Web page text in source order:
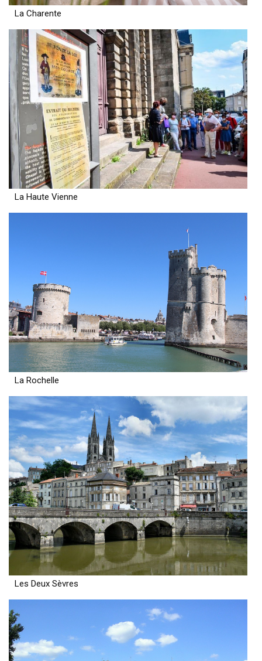
La Charente
La Haute Vienne
La Rochelle
Les Deux Sèvres